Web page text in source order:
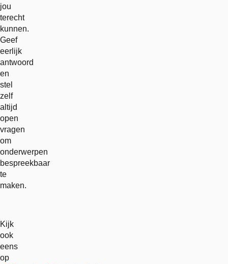
jou
terecht
kunnen.
Geef
eerlijk
antwoord
en
stel
zelf
altijd
open
vragen
om
onderwerpen
bespreekbaar
te
maken.
Kijk
ook
eens
op